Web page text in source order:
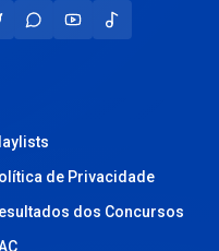
de Privacidade
dos Concursos